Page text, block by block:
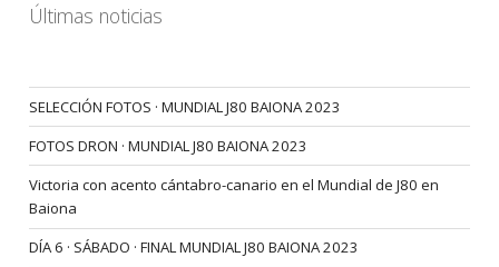
Últimas noticias
SELECCIÓN FOTOS · MUNDIAL J80 BAIONA 2023
FOTOS DRON · MUNDIAL J80 BAIONA 2023
Victoria con acento cántabro-canario en el Mundial de J80 en
Baiona
DÍA 6 · SÁBADO · FINAL MUNDIAL J80 BAIONA 2023